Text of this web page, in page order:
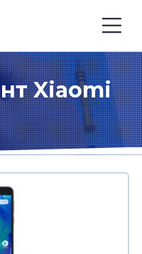
Xiaomi